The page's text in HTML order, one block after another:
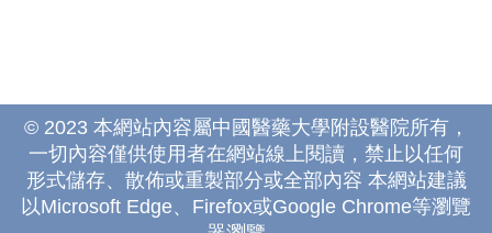
© 2023 本網站內容屬中國醫藥大學附設醫院所有，
一切內容僅供使用者在網站線上閱讀，禁止以任何
形式儲存、散佈或重製部分或全部內容 本網站建議
以Microsoft Edge、Firefox或Google Chrome等瀏覽